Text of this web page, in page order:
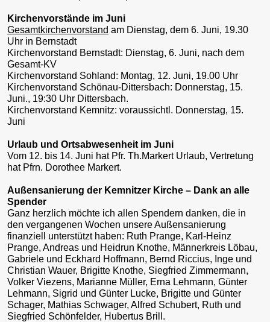
Kirchenvorstände im Juni
Gesamtkirchenvorstand am Dienstag, dem 6. Juni, 19.30
Uhr in Bernstadt
Kirchenvorstand Bernstadt: Dienstag, 6. Juni, nach dem
Gesamt-KV
Kirchenvorstand Sohland: Montag, 12. Juni, 19.00 Uhr
Kirchenvorstand Schönau-Dittersbach: Donnerstag, 15.
Juni., 19:30 Uhr Dittersbach.
Kirchenvorstand Kemnitz: voraussichtl. Donnerstag, 15.
Juni
Urlaub und Ortsabwesenheit im Juni
Vom 12. bis 14. Juni hat Pfr. Th.Markert Urlaub, Vertretung
hat Pfrn. Dorothee Markert.
Außensanierung der Kemnitzer Kirche – Dank an alle
Spender
Ganz herzlich möchte ich allen Spendern danken, die in
den vergangenen Wochen unsere Außensanierung
finanziell unterstützt haben: Ruth Prange, Karl-Heinz
Prange, Andreas und Heidrun Knothe, Männerkreis Löbau,
Gabriele und Eckhard Hoffmann, Bernd Riccius, Inge und
Christian Wauer, Brigitte Knothe, Siegfried Zimmermann,
Volker Viezens, Marianne Müller, Erna Lehmann, Günter
Lehmann, Sigrid und Günter Lucke, Brigitte und Günter
Schager, Mathias Schwager, Alfred Schubert, Ruth und
Siegfried Schönfelder, Hubertus Brill.